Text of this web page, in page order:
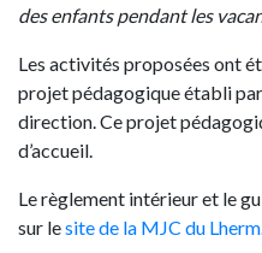
des enfants pendant les
Les activités proposées ont
projet pédagogique établi par
direction. Ce projet
d’accueil.
Le règlement intérieur et le
sur lesite de la MJC du Lherm